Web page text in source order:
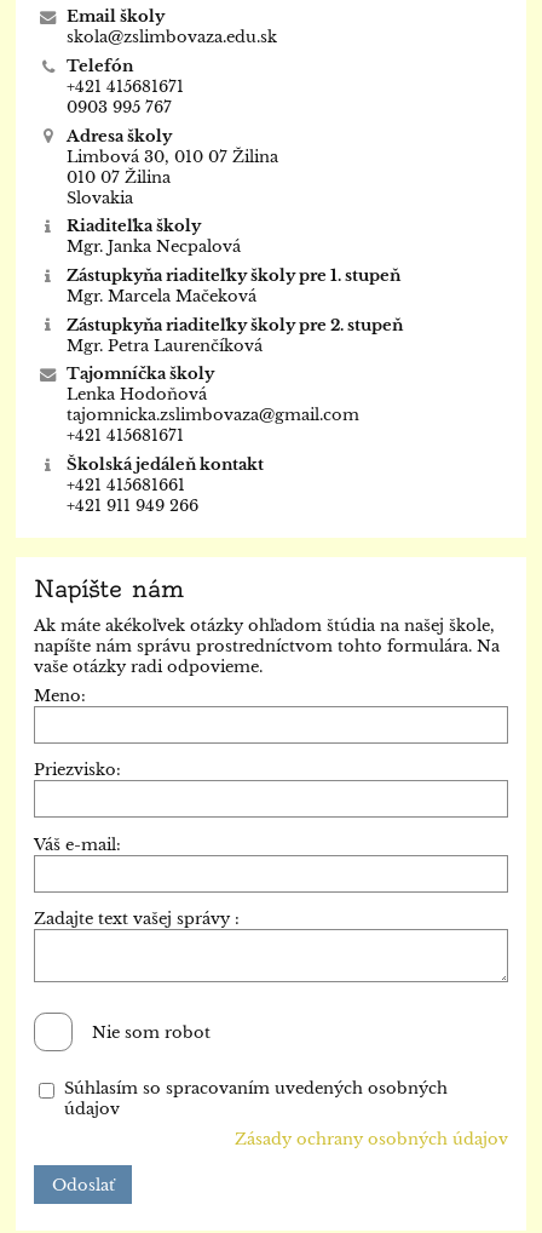
Email školy
skola@zslimbovaza.edu.sk
Telefón
+421 415681671
0903 995 767
Adresa školy
Limbová 30, 010 07 Žilina
010 07 Žilina
Slovakia
Riaditeľka školy
Mgr. Janka Necpalová
Zástupkyňa riaditeľky školy pre 1. stupeň
Mgr. Marcela Mačeková
Zástupkyňa riaditeľky školy pre 2. stupeň
Mgr. Petra Laurenčíková
Tajomníčka školy
Lenka Hodoňová
tajomnicka.zslimbovaza@gmail.com
+421 415681671
Školská jedáleň kontakt
+421 415681661
+421 911 949 266
Napíšte nám
Ak máte akékoľvek otázky ohľadom štúdia na našej škole,
napíšte nám správu prostredníctvom tohto formulára. Na
vaše otázky radi odpovieme.
Meno:
Priezvisko:
Váš e-mail:
Zadajte text vašej správy :
Nie som robot
Súhlasím so spracovaním uvedených osobných
údajov
Zásady ochrany osobných údajov